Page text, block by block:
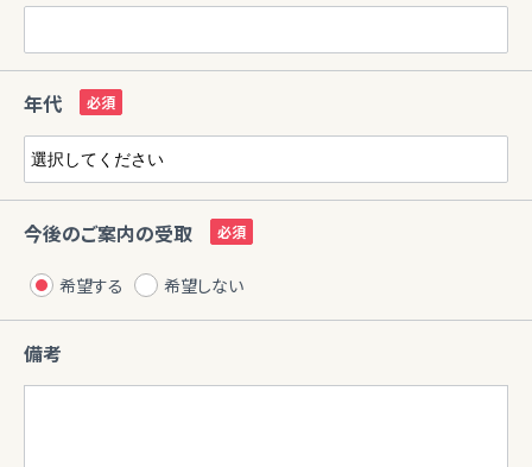
年代
今後のご案内の受取
希望する 希望しない
備考